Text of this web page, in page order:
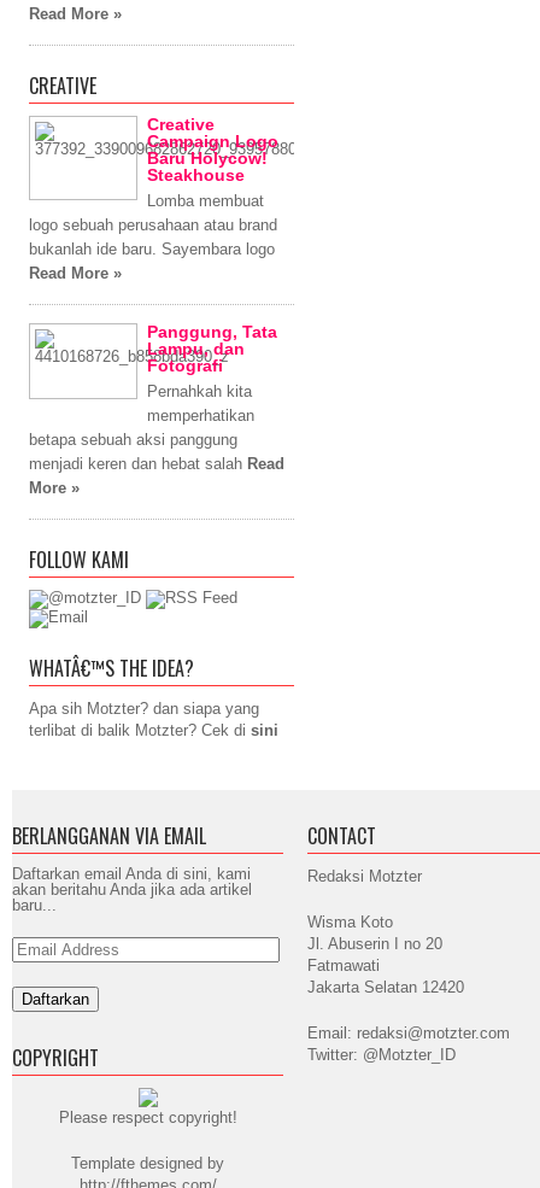
Read More »
CREATIVE
Creative
Campaign Logo
Baru Holycow!
Steakhouse
Lomba membuat
logo sebuah perusahaan atau brand
bukanlah ide baru. Sayembara logo
Read More »
Panggung, Tata
Lampu, dan
Fotografi
Pernahkah kita
memperhatikan
betapa sebuah aksi panggung
menjadi keren dan hebat salah Read
More »
FOLLOW KAMI
WHATÂ€™S THE IDEA?
Apa sih Motzter? dan siapa yang
terlibat di balik Motzter? Cek di sini
BERLANGGANAN VIA EMAIL
Daftarkan email Anda di sini, kami
akan beritahu Anda jika ada artikel
baru...
Email
Address
COPYRIGHT
Please respect copyright!
Template designed by
CONTACT
Redaksi Motzter
Wisma Koto
Jl. Abuserin I no 20
Fatmawati
Jakarta Selatan 12420
Email: redaksi@motzter.com
Twitter: @Motzter_ID